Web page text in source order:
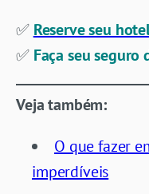
✅ Reserve seu
✅ Faça seu seguro
Veja também:
O que fazer
imperdíveis